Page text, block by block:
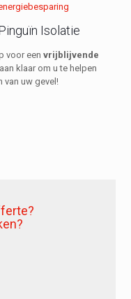
Isolatie
voor een vrijblijvende
klaar om u te helpen
van uw gevel!